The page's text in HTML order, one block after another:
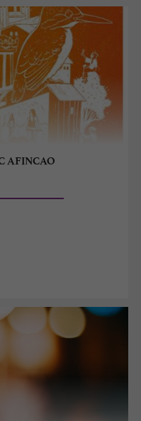
AFINCAO